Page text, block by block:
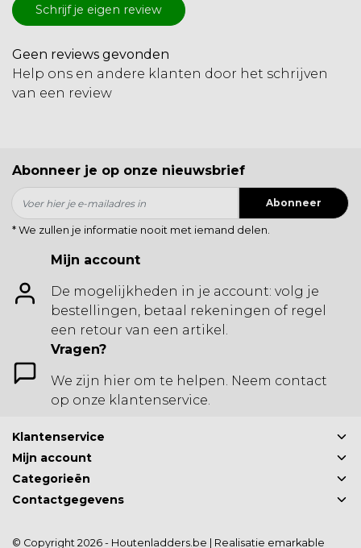
Schrijf je eigen review
Geen reviews gevonden
Help ons en andere klanten door het schrijven
van een review
Abonneer je op onze nieuwsbrief
Abonneer
* We zullen je informatie nooit met iemand delen.
Mijn account
De mogelijkheden in je account: volg je
bestellingen, betaal rekeningen of regel
een retour van een artikel.
Vragen?
We zijn hier om te helpen. Neem contact
op onze klantenservice.
Klantenservice
Mijn account
Categorieën
Contactgegevens
© Copyright 2026 - Houtenladders.be | Realisatie emarkable